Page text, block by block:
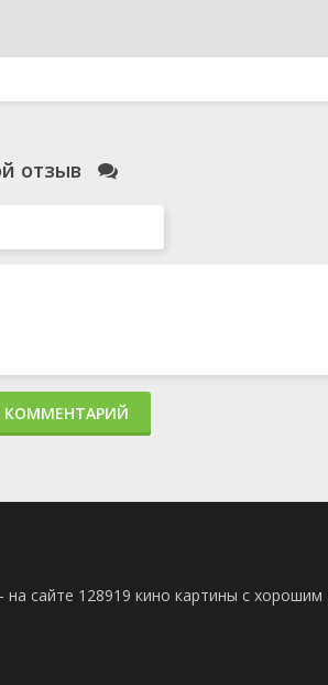
отзыв
КОММЕНТАРИЙ
сайте 128919 кино картины с хорошим